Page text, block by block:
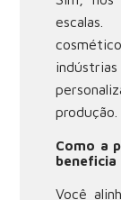
produção.
Como a
beneficia
Você